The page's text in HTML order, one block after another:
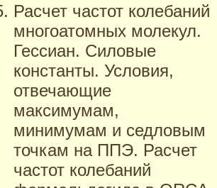
Расчет частот колебаний
многоатомных молекул.
Гессиан. Силовые
константы. Условия,
отвечающие
максимумам,
минимумам и седловым
точкам на ППЭ. Расчет
частот колебаний